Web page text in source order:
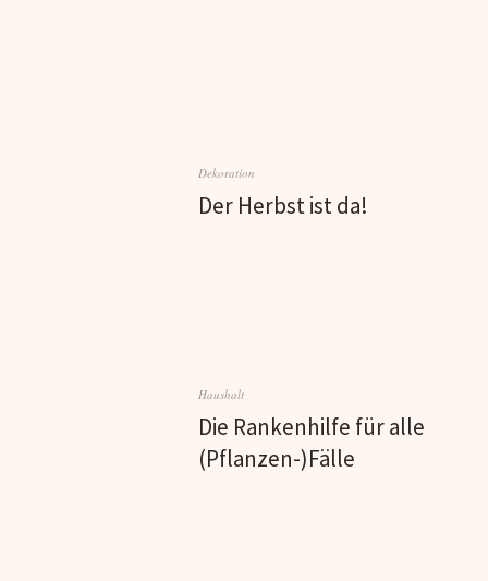
Dekoration
Der Herbst ist da!
Haushalt
Die Rankenhilfe für alle
(Pflanzen-)Fälle